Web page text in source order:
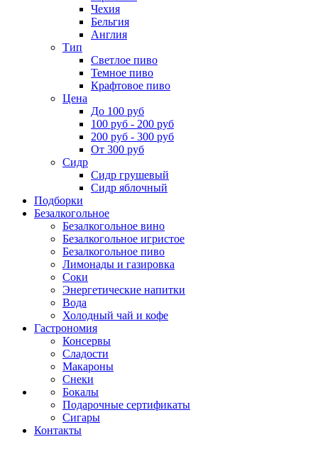
Чехия
Бельгия
Англия
Тип
Светлое пиво
Темное пиво
Крафтовое пиво
Цена
До 100 руб
100 руб - 200 руб
200 руб - 300 руб
От 300 руб
Сидр
Сидр грушевый
Сидр яблочный
Подборки
Безалкогольное
Безалкогольное вино
Безалкогольное игристое
Безалкогольное пиво
Лимонады и газировка
Соки
Энергетические напитки
Вода
Холодный чай и кофе
Гастрономия
Консервы
Сладости
Макароны
Снеки
Бокалы
Подарочные сертификаты
Сигары
Контакты